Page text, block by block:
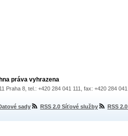
práva vyhrazena
Praha 8, tel.: +420 284 041 111, fax: +420 284
sady RSS 2.0 Síťové služby RSS